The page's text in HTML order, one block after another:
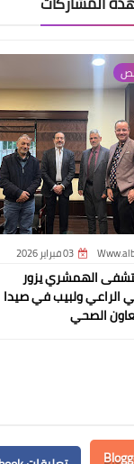
03 فبراير 2026
الهمشري يزور
ولبيب في صيدا
الصحي